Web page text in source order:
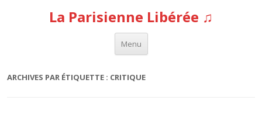
La Parisienne Libérée ♫
Menu
Aller au contenu
ARCHIVES PAR ÉTIQUETTE : CRITIQUE